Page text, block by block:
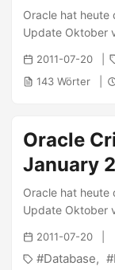
- -----------
1.72G
23:38:13</
auch noch
noch die
Oracle hat heute
Update Oktober
behebt. Das
Von Oracle
2011-07-20
143 Wörter
Oracle
January
Oracle hat heute
Update Oktober
behebt. Das
Oracle Database
2011-07-20
Database